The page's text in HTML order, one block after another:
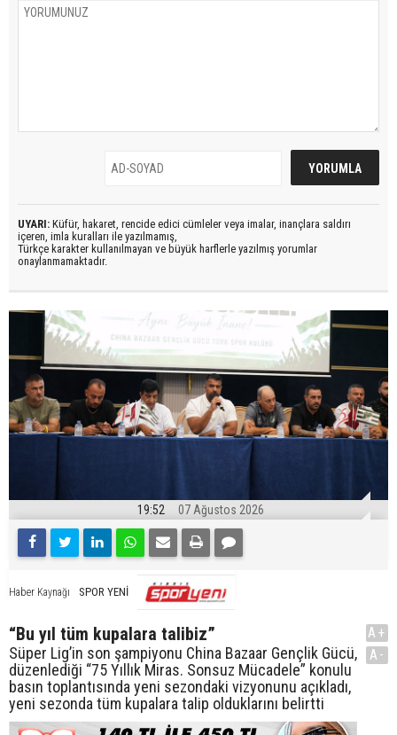
UYARI: Küfür, hakaret, rencide edici cümleler veya imalar, inançlara saldırı
içeren, imla kuralları ile yazılmamış,
Türkçe karakter kullanılmayan ve büyük harflerle yazılmış yorumlar
onaylanmamaktadır.
19:52 07 Ağustos 2026
Haber Kaynağı SPOR YENİ
“Bu yıl tüm kupalara talibiz”
Süper Lig’in son şampiyonu China Bazaar Gençlik Gücü,
düzenlediği “75 Yıllık Miras. Sonsuz Mücadele” konulu
basın toplantısında yeni sezondaki vizyonunu açıkladı,
yeni sezonda tüm kupalara talip olduklarını belirtti
A+
A-